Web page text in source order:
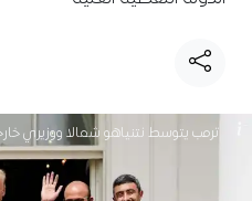
ترمب يتوسط نتنياهو شمالا ووزيري